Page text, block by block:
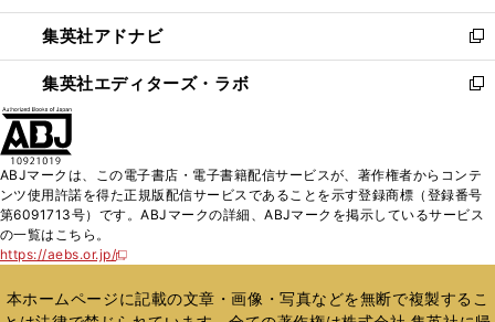
開
く
ウ
で
開
く
ン
ド
ウ
で
ウ
ィ
ン
ド
く
集英社アドナビ
新
し
い
ド
ウ
で
集英社エディターズ・ラボ
新
ィ
ン
ド
開
ABJマークは、この電子書店・電子書籍配信サービスが、著作権者からコンテ
ンツ使用許諾を得た正規版配信サービスであることを示す登録商標（登録番号
第6091713号）です。ABJマークの詳細、ABJマークを掲示しているサービス
の一覧はこちら。
https://aebs.or.jp/
新
い
ウ
本ホームページに記載の文章・画像・写真などを無断で複製するこ